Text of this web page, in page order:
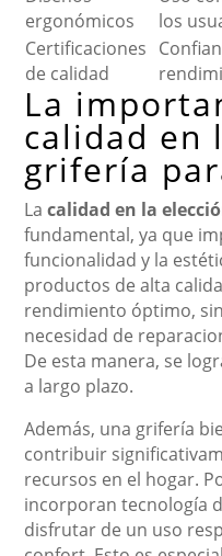
ergonómicos
los
Certificaciones
de calidad
La
calidad en
grifería
Lacalidad en la
fundamental, ya que
funcionalidad y la
productos de alta
rendimiento óptimo,
necesidad de
De esta manera, se
a largo plazo.
Además, una grifería
contribuir
recursos en el hogar.
incorporan tecnología
disfrutar de un uso